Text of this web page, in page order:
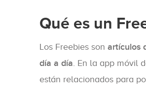
Qué es un
Los Freebies son artículos
día a día . En la app móvil
están relacionados para